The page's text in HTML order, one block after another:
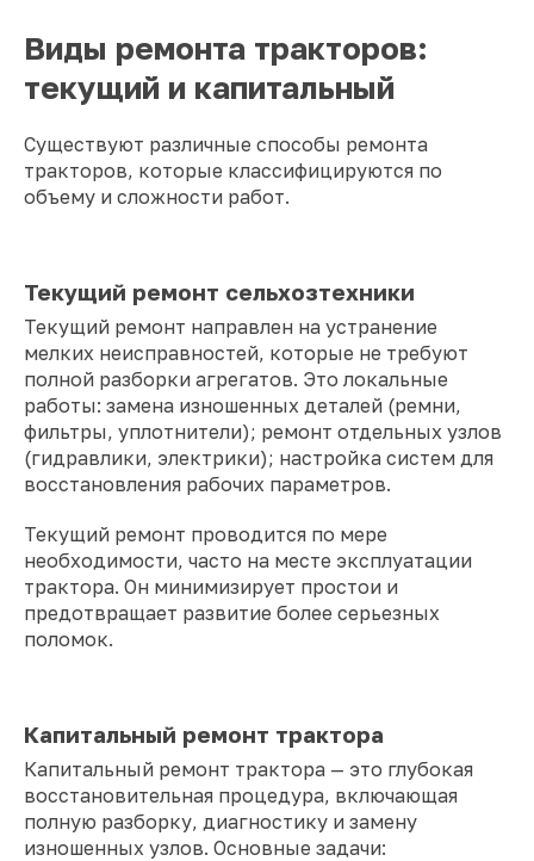
Виды ремонта тракторов:
текущий и капитальный
Существуют различные способы ремонта
тракторов, которые классифицируются по
объему и сложности работ.
Текущий ремонт сельхозтехники
Текущий ремонт направлен на устранение
мелких неисправностей, которые не требуют
полной разборки агрегатов. Это локальные
работы: замена изношенных деталей (ремни,
фильтры, уплотнители); ремонт отдельных узлов
(гидравлики, электрики); настройка систем для
восстановления рабочих параметров.
Текущий ремонт проводится по мере
необходимости, часто на месте эксплуатации
трактора. Он минимизирует простои и
предотвращает развитие более серьезных
поломок.
Капитальный ремонт трактора
Капитальный ремонт трактора — это глубокая
восстановительная процедура, включающая
полную разборку, диагностику и замену
изношенных узлов. Основные задачи: